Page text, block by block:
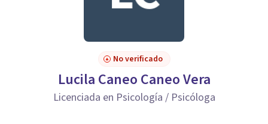
No verificado
Lucila Caneo Caneo Vera
Licenciada en Psicología / Psicóloga